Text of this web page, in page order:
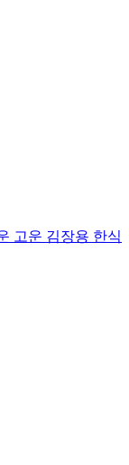
고운 김장용 한식